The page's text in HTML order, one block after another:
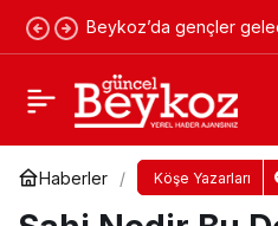
Beykoz’da gençler
Haberler Köşe Yazarları
Cumhuriyet ve
Yorum Yap Paylaş